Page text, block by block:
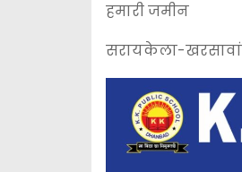
हमारी जमीन
सरायकेला-खरसावां